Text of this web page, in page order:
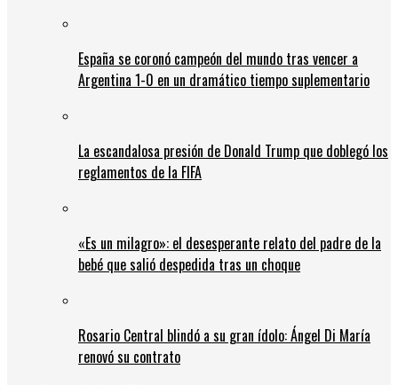
España se coronó campeón del mundo tras vencer a
Argentina 1-0 en un dramático tiempo suplementario
La escandalosa presión de Donald Trump que doblegó los
reglamentos de la FIFA
«Es un milagro»: el desesperante relato del padre de la
bebé que salió despedida tras un choque
Rosario Central blindó a su gran ídolo: Ángel Di María
renovó su contrato